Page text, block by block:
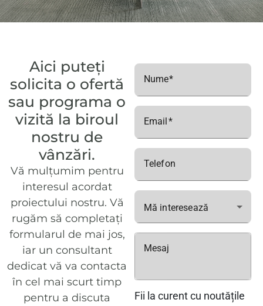
Aici puteți
solicita o ofertă
sau programa o
vizită la biroul
nostru de
vânzări.
Vă mulțumim pentru
interesul acordat
proiectului nostru. Vă
rugăm să completați
formularul de mai jos,
iar un consultant
dedicat vă va contacta
în cel mai scurt timp
pentru a discuta
Nume
Email
Telefon
Mă interesează
Mesaj
Fii la curent cu noutățile